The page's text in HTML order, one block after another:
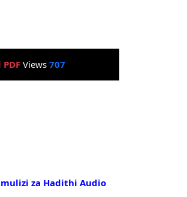
Views 707
za Hadithi Audio